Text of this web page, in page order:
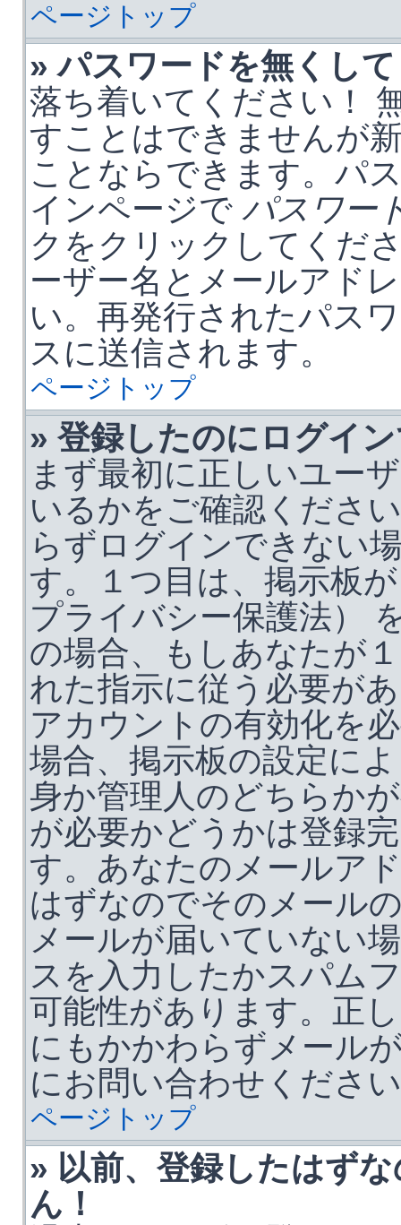
ページトップ
» パスワードを無くし
落ち着いてください！
すことはできませんが
ことならできます。パ
インページで パスワー
クをクリックしてくだ
ーザー名とメールアド
い。再発行されたパス
スに送信されます。
ページトップ
» 登録したのにログイ
まず最初に正しいユー
いるかをご確認くださ
らずログインできない
す。１つ目は、掲示板
プライバシー保護法）
の場合、もしあなたが
れた指示に従う必要が
アカウントの有効化を
場合、掲示板の設定に
身か管理人のどちらか
が必要かどうかは登録
す。あなたのメールア
はずなのでそのメール
メールが届いていない
スを入力したかスパム
可能性があります。正
にもかかわらずメール
にお問い合わせくださ
ページトップ
» 以前、登録したはず
ん！